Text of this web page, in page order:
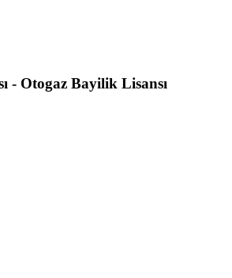
- Otogaz Bayilik Lisansı